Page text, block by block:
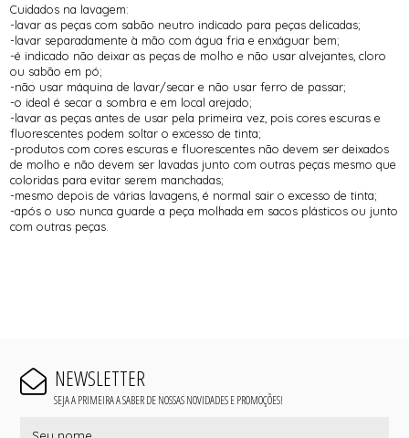
Cuidados na lavagem:
-lavar as peças com sabão neutro indicado para peças delicadas;
-lavar separadamente à mão com água fria e enxáguar bem;
-é indicado não deixar as peças de molho e não usar alvejantes, cloro
ou sabão em pó;
-não usar máquina de lavar/secar e não usar ferro de passar;
-o ideal é secar a sombra e em local arejado;
-lavar as peças antes de usar pela primeira vez, pois cores escuras e
fluorescentes podem soltar o excesso de tinta;
-produtos com cores escuras e fluorescentes não devem ser deixados
de molho e não devem ser lavadas junto com outras peças mesmo que
coloridas para evitar serem manchadas;
-mesmo depois de várias lavagens, é normal sair o excesso de tinta;
-após o uso nunca guarde a peça molhada em sacos plásticos ou junto
com outras peças.
NEWSLETTER
SEJA A PRIMEIRA A SABER DE NOSSAS NOVIDADES E PROMOÇÕES!